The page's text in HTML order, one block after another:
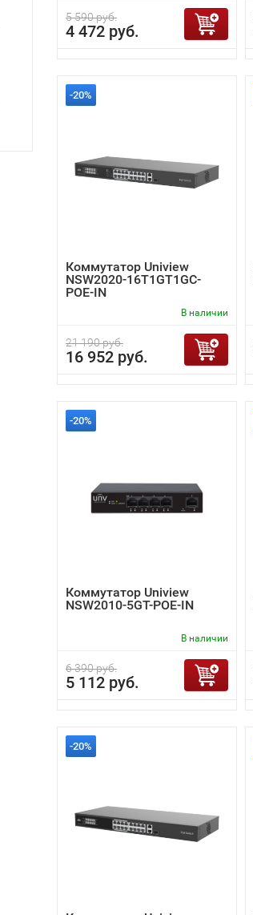
5 590 руб.
4 472 руб.
-20%
Коммутатор Uniview
NSW2020-16T1GT1GC-
POE-IN
В наличии
21 190 руб.
16 952 руб.
-20%
Коммутатор Uniview
NSW2010-5GT-POE-IN
В наличии
6 390 руб.
5 112 руб.
-20%